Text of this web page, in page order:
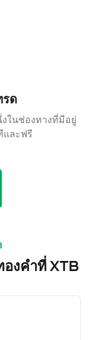
รด
ในช่องทางที่มีอยู่
และฟรี
งคำที่ XTB